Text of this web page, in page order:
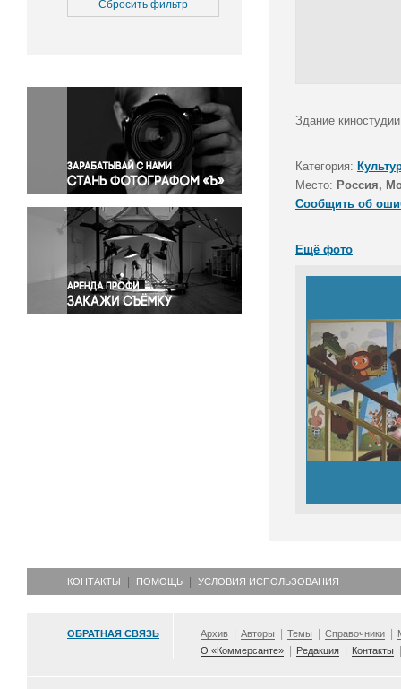
Медицина
Окружающая среда
Политика
Правосудие
Происшествия и конфликты
Религия
Светская жизнь
Спорт
Экология
Экономика и бизнес
Сбросить фильтр
Здание
Категория:
Место: Россия,
Сообщить об
Ещё фото
КОНТАКТЫ ПОМОЩЬ УСЛОВИЯ ИСПОЛЬЗОВАНИЯ
ОБРАТНАЯ СВЯЗЬ Архив Авторы Темы Справочники
О «Коммерсанте»
Редакция Контакты